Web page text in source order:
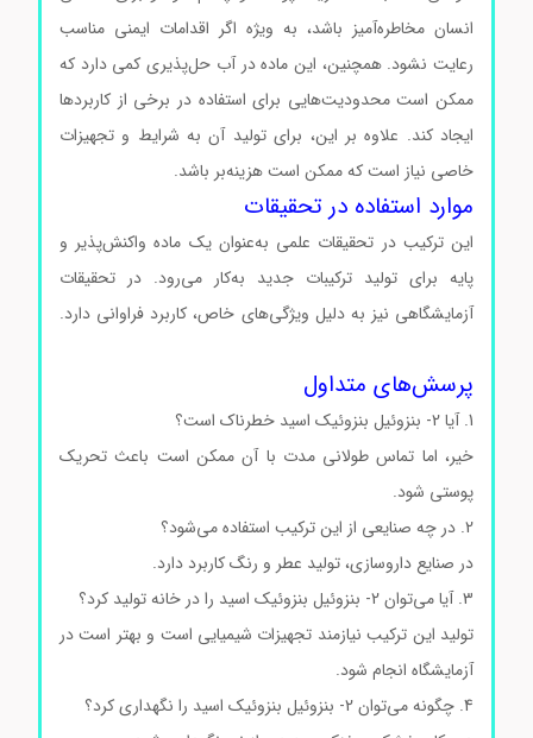
انسان مخاطره‌آمیز باشد، به ویژه اگر اقدامات ایمنی مناسب
رعایت نشود. همچنین، این ماده در آب حل‌پذیری کمی دارد که
ممکن است محدودیت‌هایی برای استفاده در برخی از کاربردها
ایجاد کند. علاوه بر این، برای تولید آن به شرایط و تجهیزات
خاصی نیاز است که ممکن است هزینه‌بر باشد.
موارد استفاده در تحقیقات
این ترکیب در تحقیقات علمی به‌عنوان یک ماده واکنش‌پذیر و
پایه برای تولید ترکیبات جدید به‌کار می‌رود. در تحقیقات
آزمایشگاهی نیز به دلیل ویژگی‌های خاص، کاربرد فراوانی دارد.
پرسش‌های متداول
خیر، اما تماس طولانی مدت با آن ممکن است باعث تحریک
پوستی شود.
در صنایع داروسازی، تولید عطر و رنگ کاربرد دارد.
تولید این ترکیب نیازمند تجهیزات شیمیایی است و بهتر است در
آزمایشگاه انجام شود.